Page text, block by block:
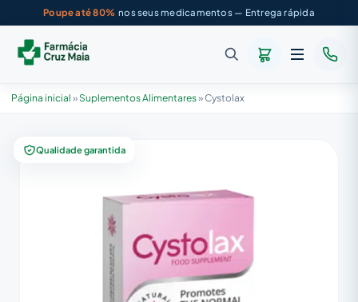
Poupe até 80% nos seus medicamentos — Entrega rápida
Página inicial »Suplementos Alimentares»Cystolax
Qualidade garantida